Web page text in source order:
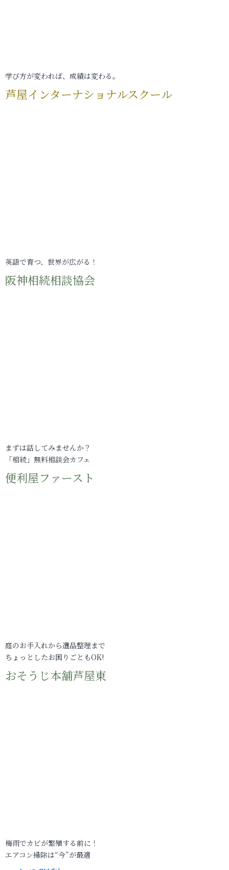
学び方が変われば、成績は変わる。
芦屋インターナショナルスクール
英語で育つ、世界が広がる！
阪神相続相談協会
まずは話してみませんか？
「相続」無料相談会カフェ
便利屋ファースト
庭のお手入れから遺品整理まで
ちょっとしたお困りごともOK!
おそうじ本舗芦屋東
梅雨でカビが繁殖する前に！
エアコン掃除は“今”が最適